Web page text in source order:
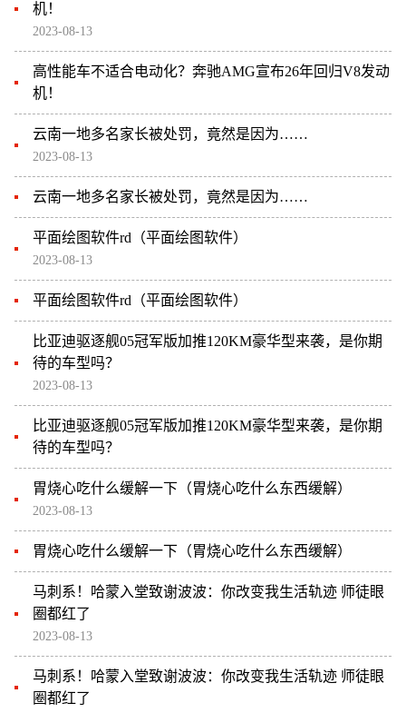
机！
2023-08-13
高性能车不适合电动化？奔驰AMG宣布26年回归V8发动
机！
云南一地多名家长被处罚，竟然是因为……
2023-08-13
云南一地多名家长被处罚，竟然是因为……
平面绘图软件rd（平面绘图软件）
2023-08-13
平面绘图软件rd（平面绘图软件）
比亚迪驱逐舰05冠军版加推120KM豪华型来袭，是你期
待的车型吗？
2023-08-13
比亚迪驱逐舰05冠军版加推120KM豪华型来袭，是你期
待的车型吗？
胃烧心吃什么缓解一下（胃烧心吃什么东西缓解）
2023-08-13
胃烧心吃什么缓解一下（胃烧心吃什么东西缓解）
马刺系！哈蒙入堂致谢波波：你改变我生活轨迹 师徒眼
圈都红了
2023-08-13
马刺系！哈蒙入堂致谢波波：你改变我生活轨迹 师徒眼
圈都红了